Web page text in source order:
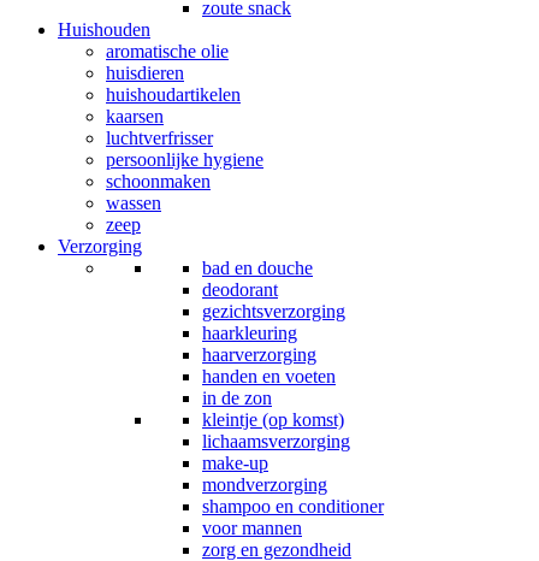
zoute snack
Huishouden
aromatische olie
huisdieren
huishoudartikelen
kaarsen
luchtverfrisser
persoonlijke hygiene
schoonmaken
wassen
zeep
Verzorging
bad en douche
deodorant
gezichtsverzorging
haarkleuring
haarverzorging
handen en voeten
in de zon
kleintje (op komst)
lichaamsverzorging
make-up
mondverzorging
shampoo en conditioner
voor mannen
zorg en gezondheid